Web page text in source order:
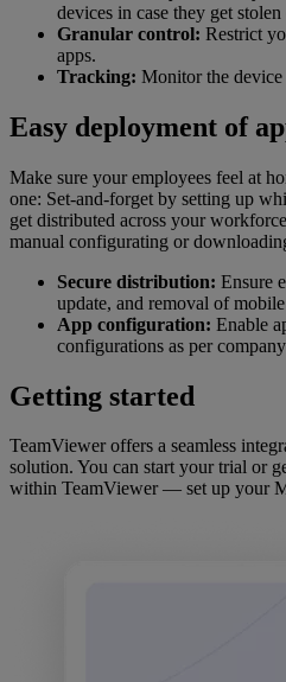
devices in case they get
Granular control: Restrict
apps.
Tracking: Monitor the
Easy deployment of
Make sure your employees feel at
one: Set-and-forget by setting up
get distributed across your
manual configurating or
Secure distribution: Ensure
update, and removal of mobile
App configuration: Enable
configurations as per
Getting started
TeamViewer offers a seamless
solution. You can start your trial or
within TeamViewer — set up your